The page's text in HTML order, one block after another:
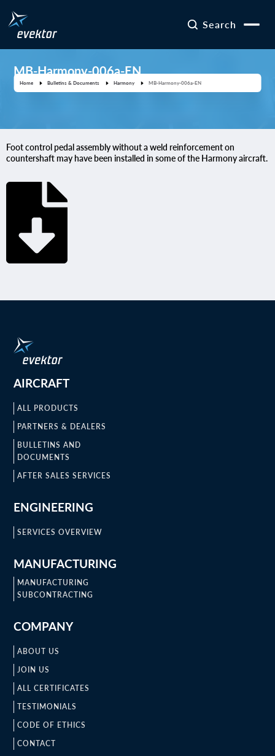
Search
MB-Harmony-006a-EN
Home Bulletins & Documents Harmony MB-Harmony-006a-EN
Foot control pedal assembly without a weld reinforcement on
countershaft may have been installed in some of the Harmony aircraft.
AIRCRAFT
ALL PRODUCTS
PARTNERS & DEALERS
BULLETINS AND
DOCUMENTS
AFTER SALES SERVICES
ENGINEERING
SERVICES OVERVIEW
MANUFACTURING
MANUFACTURING
SUBCONTRACTING
COMPANY
ABOUT US
JOIN US
ALL CERTIFICATES
TESTIMONIALS
CODE OF ETHICS
CONTACT